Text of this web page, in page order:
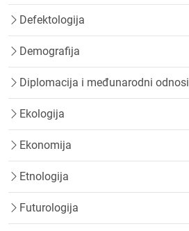
Defektologija
Demografija
Diplomacija i međunarodni odnosi
Ekologija
Ekonomija
Etnologija
Futurologija